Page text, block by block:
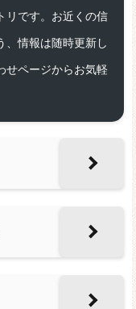
リです。お近くの信
、情報は随時更新し
せページからお気軽